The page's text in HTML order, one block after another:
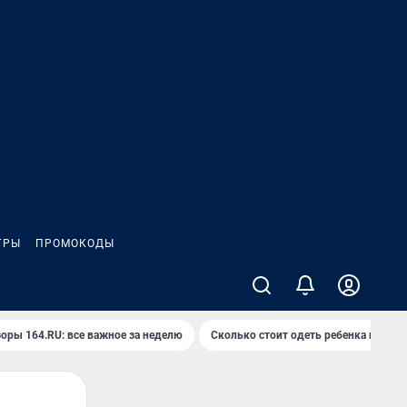
ПРОМОКОДЫ
164.RU: все важное за неделю Сколько стоит одеть ребенка на